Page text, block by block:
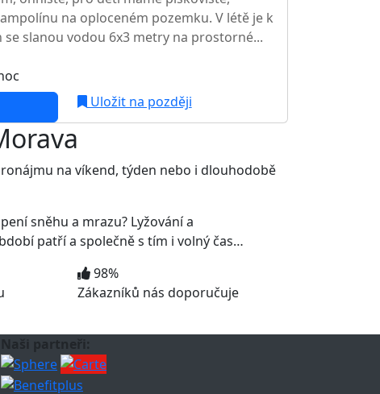
na oploceném pozemku. V létě je k
se slanou vodou 6x3 metry na prostorné...
Uložit na později
na víkend, týden nebo i dlouhodobě
sněhu a mrazu? Lyžování a
patří a společně s tím i volný čas…
98%
Zákazníků nás doporučuje
Naši partneři: